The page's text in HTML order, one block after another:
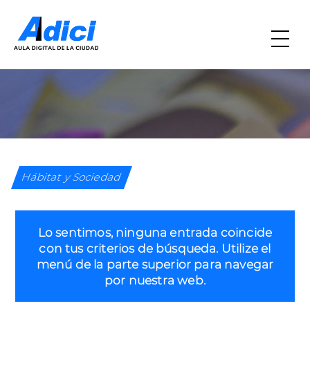
Hábitat y Sociedad
Lo sentimos, ninguna entrada coincide
con tus criterios de búsqueda. Utilize el
menú de la parte superior para navegar
por nuestra web.